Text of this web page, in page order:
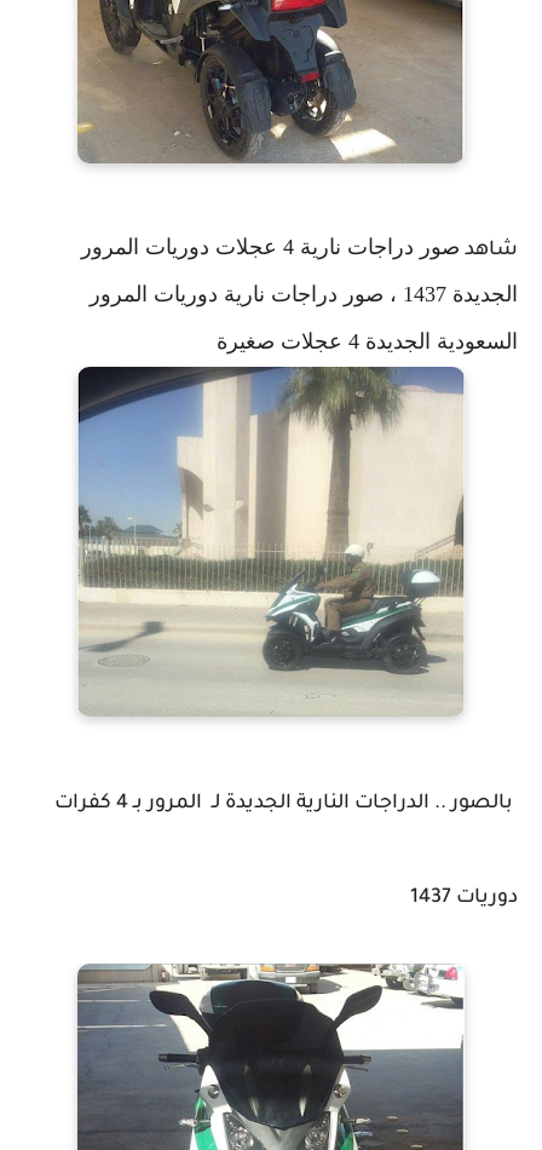
شاهد
صور دراجات نارية 4 عجلات دوريات المرور
الجديدة 1437 ، صور دراجات نارية دوريات المرور
السعودية الجديدة 4 عجلات صغيرة
بالصور .. الدراجات النارية الجديدة لـ المرور بـ 4 كفرات
دوريات 1437